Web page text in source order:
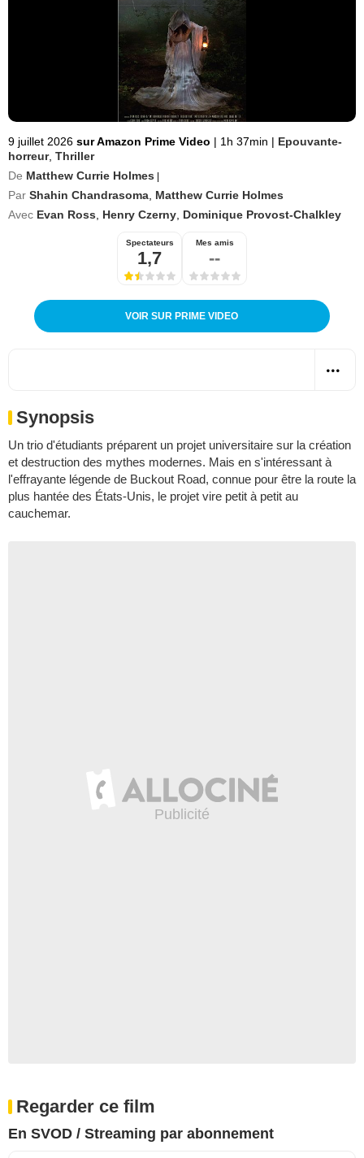
9 juillet 2026 sur Amazon Prime Video | 1h 37min | Epouvante-
horreur, Thriller
De Matthew Currie Holmes
Par Shahin Chandrasoma Matthew Currie Holmes
Avec Evan Ross Henry Czerny Dominique Provost-Chalkley
Spectateurs
1,7
Mes amis
--
VOIR SUR PRIME VIDEO
Synopsis
Un trio d'étudiants préparent un projet universitaire sur la création
et destruction des mythes modernes. Mais en s'intéressant à
l'effrayante légende de Buckout Road, connue pour être la route la
plus hantée des États-Unis, le projet vire petit à petit au
cauchemar.
Regarder ce film
En SVOD / Streaming par abonnement